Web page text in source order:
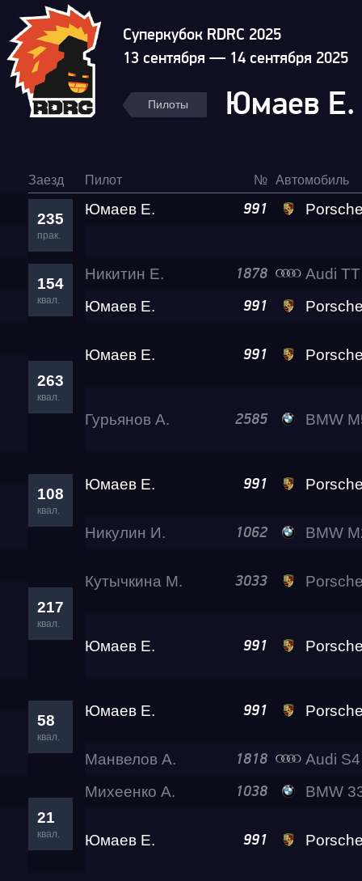
Суперкубок RDRC 2025
13 сентября — 14 сентября 2025
Пилоты Юмаев Е.
Заезд Пилот № Автомобиль
235
прак.
Юмаев Е. 991 Porsche
154
квал.
Никитин Е. 1878
Audi
Юмаев Е.
991 Porsche
263
квал.
Юмаев Е. 991 Porsche
Гурьянов А. 2585 BMW
108
квал.
Юмаев Е. 991 Porsche
Никулин И. 1062 BMW
217
квал.
Кутычкина М. 3033 Porsche 911
Юмаев Е. 991 Porsche
58
квал.
Юмаев Е. 991 Porsche
Манвелов А. 1818 Audi S4 Eva
21
квал.
Михеенко А. 1038 BMW 330ix
Юмаев Е. 991 Porsche